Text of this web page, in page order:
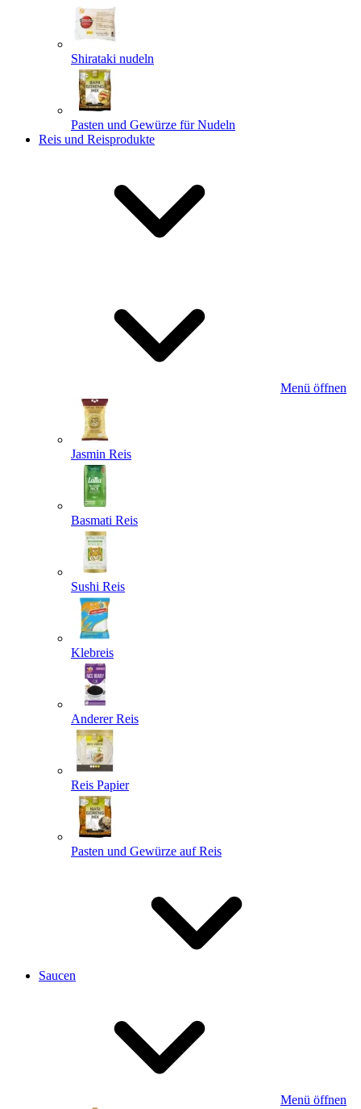
Shirataki nudeln
Pasten und Gewürze für Nudeln
Reis und Reisprodukte
Menü öffnen
Jasmin Reis
Basmati Reis
Sushi Reis
Klebreis
Anderer Reis
Reis Papier
Pasten und Gewürze auf Reis
Saucen
Menü öffnen